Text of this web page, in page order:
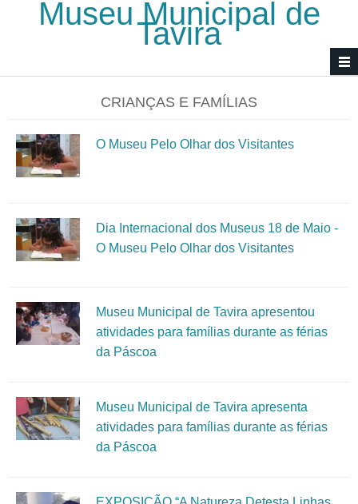
Passar para o conteúdo principal
Museu Municipal de
Tavira
CRIANÇAS E FAMÍLIAS
O Museu Pelo Olhar dos Visitantes
Dia Internacional dos Museus 18 de Maio -
O Museu Pelo Olhar dos Visitantes
Museu Municipal de Tavira apresentou
atividades para famílias durante as férias
da Páscoa
Museu Municipal de Tavira apresenta
atividades para famílias durante as férias
da Páscoa